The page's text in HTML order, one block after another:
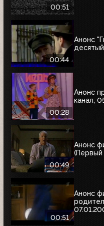
00:51
00:44
Анонс
00:28
Анонс
канал,
00:49
Анонс
(Первый
00:51
Анонс